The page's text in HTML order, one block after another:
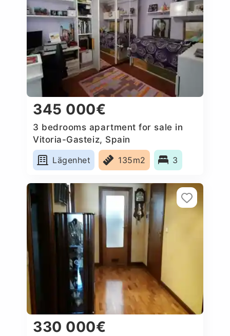
345 000€
3 bedrooms apartment for sale in
Vitoria-Gasteiz, Spain
Lägenhet
135m2 3
330 000€